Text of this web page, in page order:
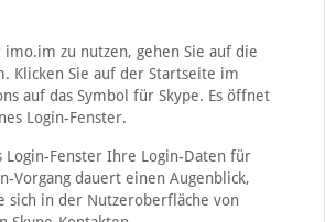
imo.im zu nutzen, gehen Sie auf die
Klicken Sie auf der Startseite im
auf das Symbol für Skype. Es öffnet
Login-Fenster.
Login-Fenster Ihre Login-Daten für
Vorgang dauert einen Augenblick,
sich in der Nutzeroberfläche von